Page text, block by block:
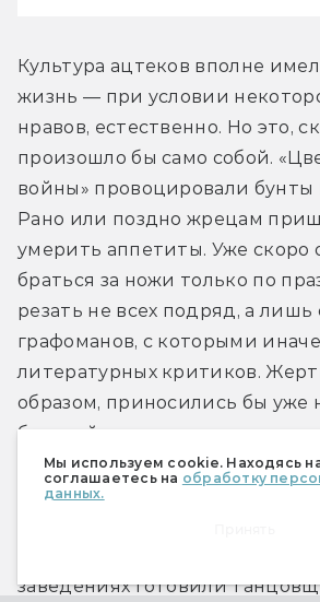
Мы используем cookie. Находясь
соглашаетесь на обработку
данных.
Культура ацтеков вполне
жизнь — при условии
нравов, естественно. Но это,
произошло бы само собой.
войны» провоцировали
Рано или поздно жрецам
умерить аппетиты. Уже скоро
браться за ножи только по
резать не всех подряд, а
графоманов, с которыми
литературных критиков.
образом, приносились бы уже
богу войны, а на алтарь
В Теночтитлане существовало
заведениях готовили